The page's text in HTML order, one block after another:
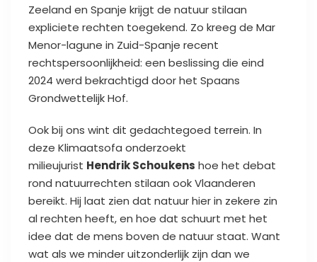
Zeeland en Spanje krijgt de natuur stilaan
expliciete rechten toegekend. Zo kreeg de Mar
Menor-lagune in Zuid-Spanje recent
rechtspersoonlijkheid: een beslissing die eind
2024 werd bekrachtigd door het Spaans
Grondwettelijk Hof.
Ook bij ons wint dit gedachtegoed terrein. In
deze Klimaatsofa onderzoekt
milieujurist Hendrik Schoukens hoe het debat
rond natuurrechten stilaan ook Vlaanderen
bereikt. Hij laat zien dat natuur hier in zekere zin
al rechten heeft, en hoe dat schuurt met het
idee dat de mens boven de natuur staat. Want
wat als we minder uitzonderlijk zijn dan we